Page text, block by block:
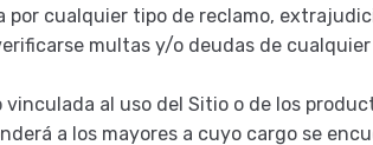
por cualquier tipo de reclamo,
multas y/o deudas de
vinculada al uso del Sitio o de los
a los mayores a cuyo cargo se